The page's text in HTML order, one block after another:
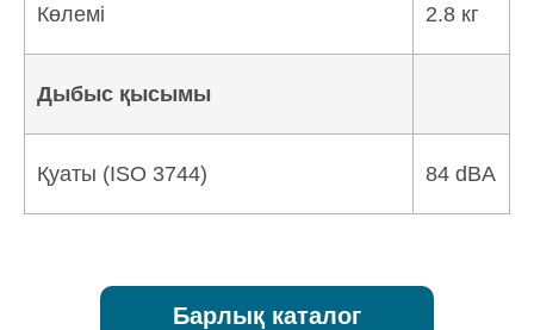
Көлемі 2.8 кг
Дыбыс қысымы
Қуаты (ISO 3744) 84 dBA
Барлық каталог